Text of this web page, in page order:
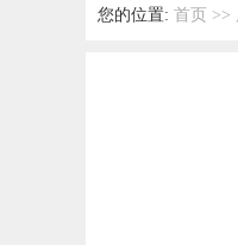
您的位置: 首页 >>